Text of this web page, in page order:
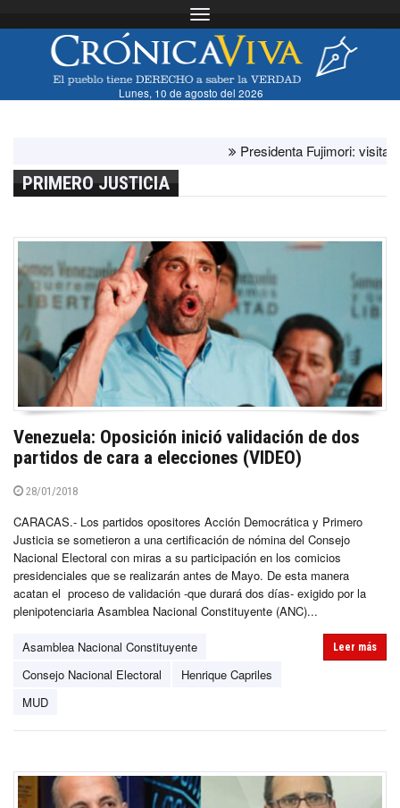
Toggle navigation
Lunes, 10 de agosto del 2026
Presidenta Fujimori: visita del
PRIMERO JUSTICIA
Venezuela: Oposición inició validación de dos
partidos de cara a elecciones (VIDEO)
28/01/2018
CARACAS.- Los partidos opositores Acción Democrática y Primero
Justicia se sometieron a una certificación de nómina del Consejo
Nacional Electoral con miras a su participación en los comicios
presidenciales que se realizarán antes de Mayo. De esta manera
acatan el proceso de validación -que durará dos días- exigido por la
plenipotenciaria Asamblea Nacional Constituyente (ANC)...
Asamblea Nacional Constituyente
Consejo Nacional Electoral
Henrique Capriles
MUD
Leer más